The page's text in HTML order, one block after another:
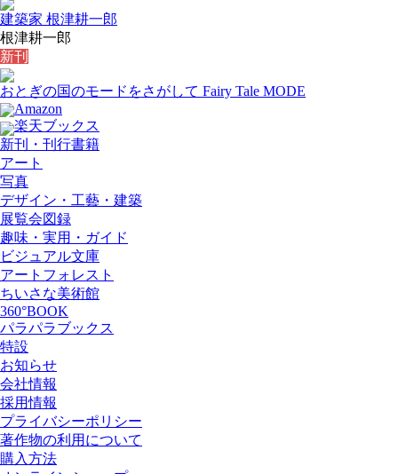
建築家 根津耕一郎
根津耕一郎
新刊
おとぎの国のモードをさがして Fairy Tale MODE
Amazon
楽天ブックス
新刊・刊行書籍
アート
写真
デザイン・工藝・建築
展覧会図録
趣味・実用・ガイド
ビジュアル文庫
アートフォレスト
ちいさな美術館
360°BOOK
パラパラブックス
特設
お知らせ
会社情報
採用情報
プライバシーポリシー
著作物の利用について
購入方法